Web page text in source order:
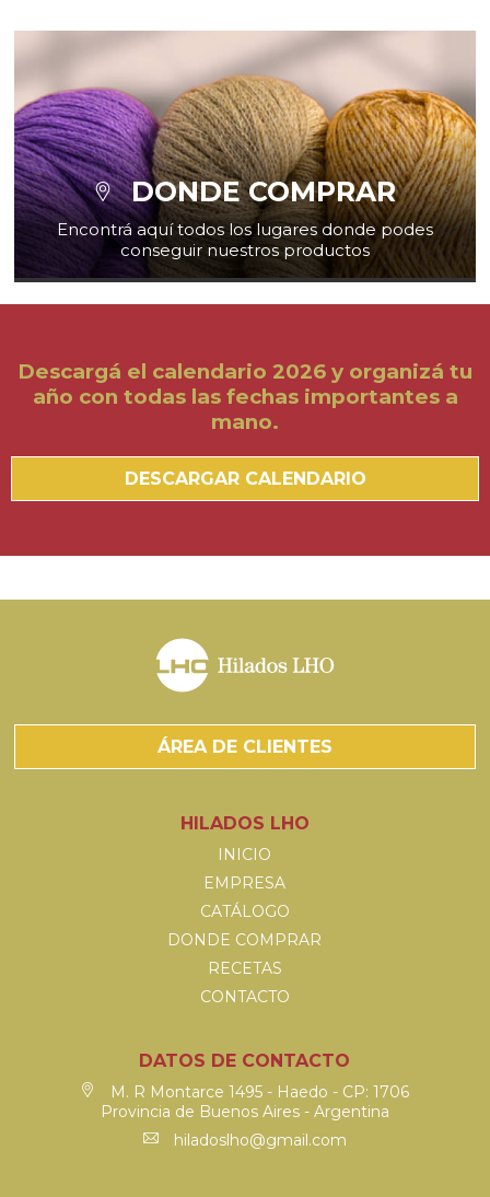
DONDE COMPRAR
Encontrá aquí todos los lugares donde podes
conseguir nuestros productos
Descargá el calendario 2026 y organizá tu
año con todas las fechas importantes a
mano.
DESCARGAR CALENDARIO
ÁREA DE CLIENTES
HILADOS LHO
INICIO
EMPRESA
CATÁLOGO
DONDE COMPRAR
RECETAS
CONTACTO
DATOS DE CONTACTO
M. R Montarce 1495 - Haedo - CP: 1706
Provincia de Buenos Aires - Argentina
hiladoslho@gmail.com